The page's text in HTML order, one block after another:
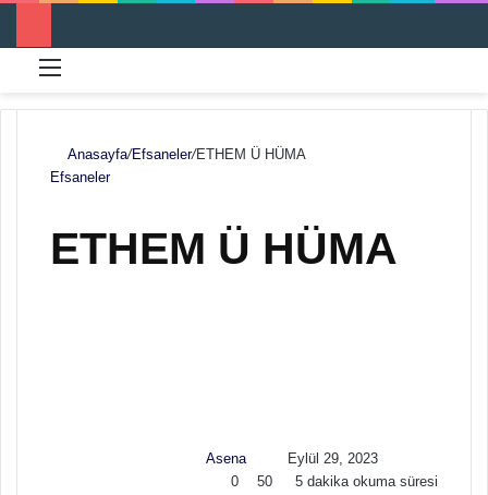
Anasayfa/Efsaneler/ETHEM Ü HÜMA
Efsaneler
ETHEM Ü HÜMA
Asena
n
o
Eylül 29, 2023
0
50 5 dakika okuma süresi